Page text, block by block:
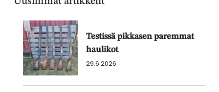
Testissä pikkasen paremmat
haulikot
29.6.2026